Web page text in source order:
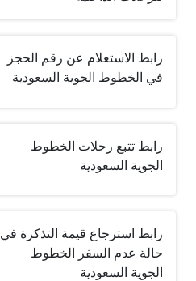
رابط الاستعلام عن رقم الحجز
في الخطوط الجوية السعودية
رابط تتبع رحلات الخطوط
الجوية السعودية
رابط استرجاع قيمة التذكرة في
حالة عدم السفر الخطوط
الجوية السعودية